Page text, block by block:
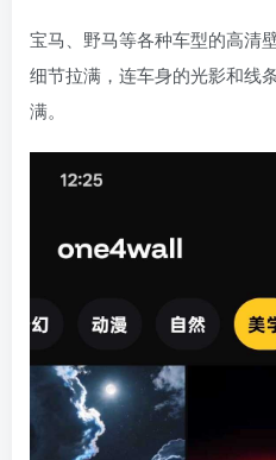
宝马、野马等各种车型的高清
细节拉满，连车身的光影和线
满。